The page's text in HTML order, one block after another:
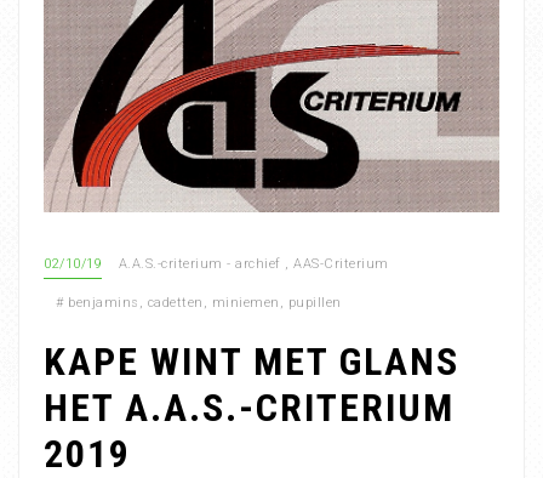
02/10/19 A.A.S.-criterium - archief , AAS-Criterium
# benjamins , cadetten , miniemen , pupillen
KAPE WINT MET GLANS
HET A.A.S.-CRITERIUM
2019